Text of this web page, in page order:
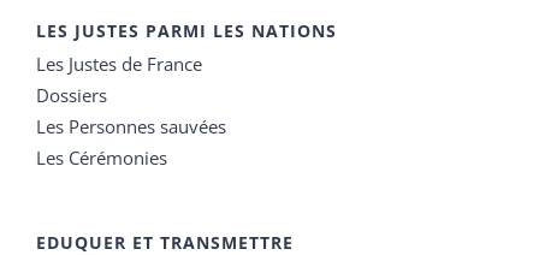
LES JUSTES PARMI LES NATIONS
Les Justes de France
Dossiers
Les Personnes sauvées
Les Cérémonies
EDUQUER ET TRANSMETTRE